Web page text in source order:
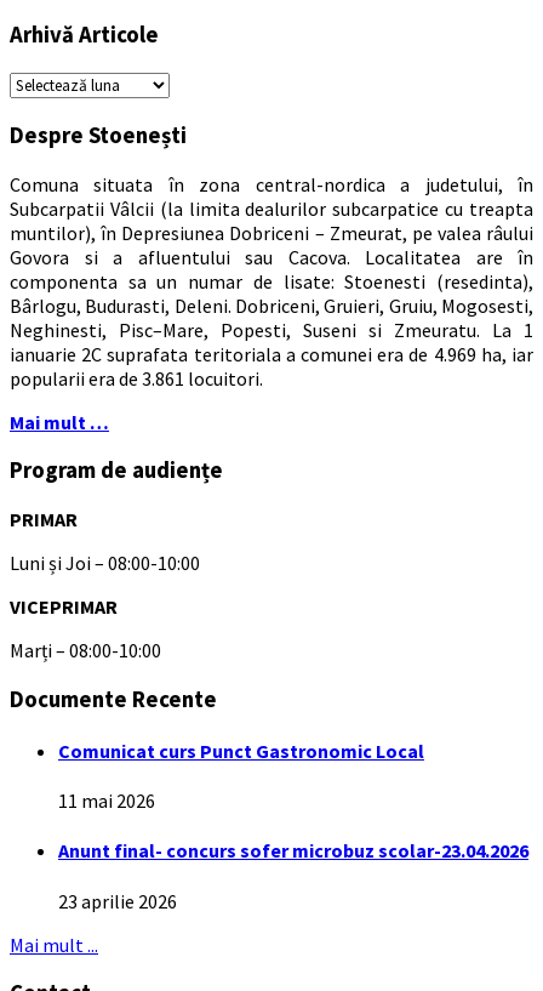
Arhivă Articole
Arhivă
Despre Stoenești
Comuna situata în zona central-nordica a judetului, în
Subcarpatii Vâlcii (la limita dealurilor subcarpatice cu treapta
muntilor), în Depresiunea Dobriceni – Zmeurat, pe valea râului
Govora si a afluentului sau Cacova. Localitatea are în
componenta sa un numar de lisate: Stoenesti (resedinta),
Bârlogu, Budurasti, Deleni. Dobriceni, Gruieri, Gruiu, Mogosesti,
Neghinesti, Pisc–Mare, Popesti, Suseni si Zmeuratu. La 1
ianuarie 2C suprafata teritoriala a comunei era de 4.969 ha, iar
popularii era de 3.861 locuitori.
Mai mult …
Program de audiențe
PRIMAR
Luni și Joi – 08:00-10:00
VICEPRIMAR
Marți – 08:00-10:00
Documente Recente
Comunicat curs Punct Gastronomic Local
11 mai 2026
Anunt final- concurs sofer microbuz scolar-23.04.2026
23 aprilie 2026
Mai mult ...